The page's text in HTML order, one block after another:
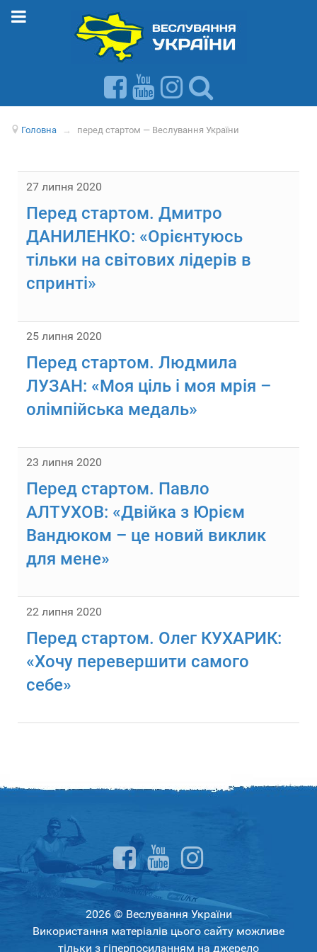
Головна → перед стартом — Веслування України
27 липня 2020
Перед стартом. Дмитро
ДАНИЛЕНКО: «Орієнтуюсь
тільки на світових лідерів в
спринті»
25 липня 2020
Перед стартом. Людмила
ЛУЗАН: «Моя ціль і моя мрія –
олімпійська медаль»
23 липня 2020
Перед стартом. Павло
АЛТУХОВ: «Двійка з Юрієм
Вандюком – це новий виклик
для мене»
22 липня 2020
Перед стартом. Олег КУХАРИК:
«Хочу перевершити самого
себе»
2026 © Веслування України
Використання матеріалів цього сайту можливе
тільки з гіперпосиланням на джерело